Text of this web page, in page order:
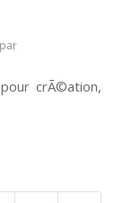
par
crÃ©ation,